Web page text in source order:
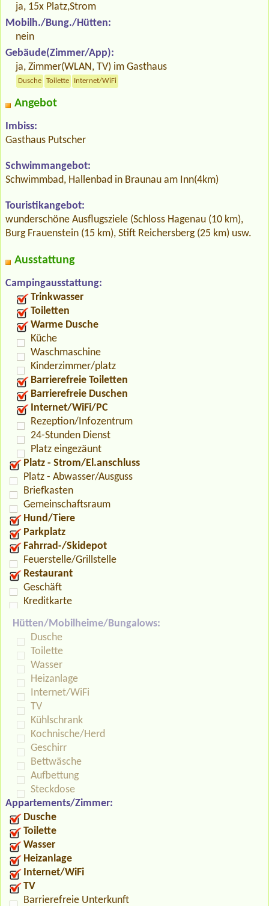
ja, 15x Platz,Strom
Mobilh./Bung./Hütten:
nein
Gebäude(Zimmer/App):
ja, Zimmer(WLAN, TV) im Gasthaus
Dusche Toilette Internet/WiFi
Angebot
Imbiss:
Gasthaus Putscher
Schwimmangebot:
Schwimmbad, Hallenbad in Braunau am Inn(4km)
Touristikangebot:
wunderschöne Ausflugsziele (Schloss Hagenau (10 km),
Burg Frauenstein (15 km), Stift Reichersberg (25 km) usw.
Ausstattung
Campingausstattung:
Trinkwasser
Toiletten
Warme Dusche
Küche
Waschmaschine
Kinderzimmer/platz
Barrierefreie Toiletten
Barrierefreie Duschen
Internet/WiFi/PC
Rezeption/Infozentrum
24-Stunden Dienst
Platz eingezäunt
Platz - Strom/El.anschluss
Platz - Abwasser/Ausguss
Briefkasten
Gemeinschaftsraum
Hund/Tiere
Parkplatz
Fahrrad-/Skidepot
Feuerstelle/Grillstelle
Restaurant
Geschäft
Kreditkarte
Hütten/Mobilheime/Bungalows:
Dusche
Toilette
Wasser
Heizanlage
Internet/WiFi
TV
Kühlschrank
Kochnische/Herd
Geschirr
Bettwäsche
Aufbettung
Steckdose
Appartements/Zimmer:
Dusche
Toilette
Wasser
Heizanlage
Internet/WiFi
TV
Barrierefreie Unterkunft